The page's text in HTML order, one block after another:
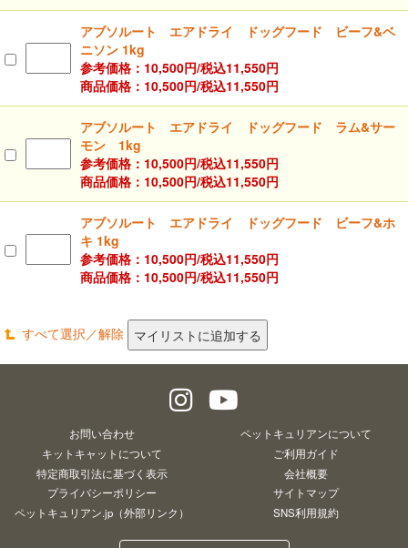
閉じる
アブソルート エアドライ ドッグフード ビーフ&ベ
ニソン 1kg
参考価格：10,500円/税込11,550円
商品価格：10,500円/税込11,550円
アブソルート エアドライ ドッグフード ラム&サー
モン 1kg
参考価格：10,500円/税込11,550円
商品価格：10,500円/税込11,550円
アブソルート エアドライ ドッグフード ビーフ&ホ
キ 1kg
参考価格：10,500円/税込11,550円
商品価格：10,500円/税込11,550円
すべて選択／解除
お問い合わせ
ペットキュリアンについて
キットキャットについて
ご利用ガイド
特定商取引法に基づく表示
会社概要
プライバシーポリシー
サイトマップ
ペットキュリアン.jp（外部リンク）
SNS利用規約